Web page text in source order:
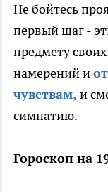
Не бойтесь
первый шаг -
предмету
намерений и
чувствам, и
симпатию.
Гороскоп на